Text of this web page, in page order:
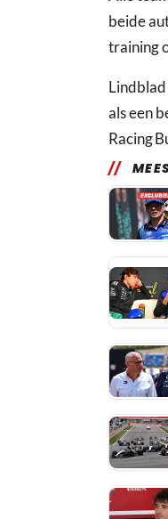
beide
training
als een
Racing